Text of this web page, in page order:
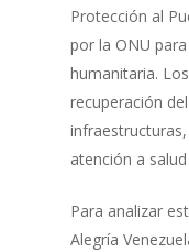
Protección al
por la ONU
humanitaria.
recuperación
atención a
Para analizar
Alegría